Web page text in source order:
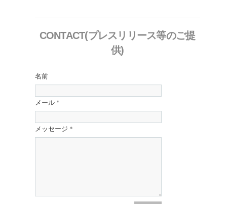
CONTACT(プレスリリース等のご提
供)
名前
メール *
メッセージ *